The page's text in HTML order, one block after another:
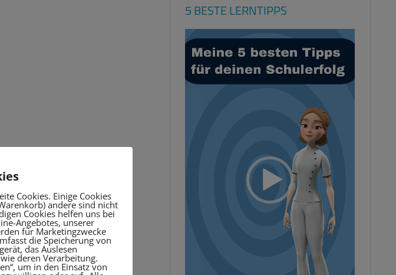
5 BESTE LERNTIPPS
Video-
Player
Cookies. Einige Cookies
andere sind nicht
Cookies helfen uns bei
Angebotes, unserer
für Marketingzwecke
die Speicherung von
das Auslesen
deren Verarbeitung.
um in den Einsatz von